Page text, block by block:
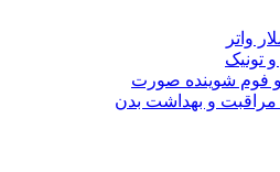
واتر
و تونیک
فوم شوینده صورت
و بهداشت بدن